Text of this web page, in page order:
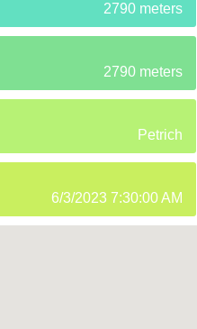
2790 meters
2790 meters
Petrich
6/3/2023 7:30:00 AM